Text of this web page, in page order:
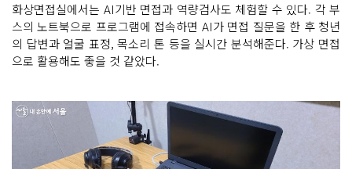
화상면접실에서는 AI기반 면접과 역량검사도 체험할 수 있다. 각 부
스의 노트북으로 프로그램에 접속하면 AI가 면접 질문을 한 후 청년
의 답변과 얼굴 표정, 목소리 톤 등을 실시간 분석해준다. 가상 면접
으로 활용해도 좋을 것 같았다.